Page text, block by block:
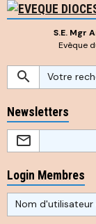
S.E. Mgr
Evêque
Newsletters
Login Membres